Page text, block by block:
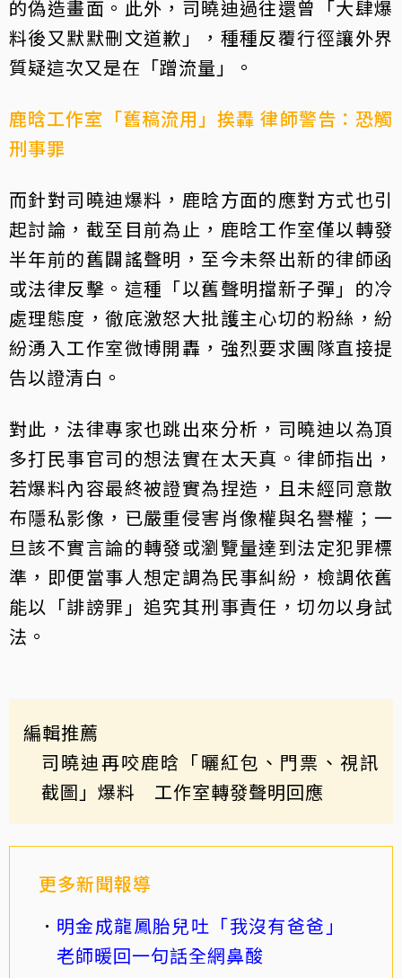
的偽造畫面。此外，司曉迪過往還曾「大肆爆
料後又默默刪文道歉」，種種反覆行徑讓外界
質疑這次又是在「蹭流量」。
鹿晗工作室「舊稿流用」挨轟 律師警告：恐觸
刑事罪
而針對司曉迪爆料，鹿晗方面的應對方式也引
起討論，截至目前為止，鹿晗工作室僅以轉發
半年前的舊闢謠聲明，至今未祭出新的律師函
或法律反擊。這種「以舊聲明擋新子彈」的冷
處理態度，徹底激怒大批護主心切的粉絲，紛
紛湧入工作室微博開轟，強烈要求團隊直接提
告以證清白。
對此，法律專家也跳出來分析，司曉迪以為頂
多打民事官司的想法實在太天真。律師指出，
若爆料內容最終被證實為捏造，且未經同意散
布隱私影像，已嚴重侵害肖像權與名譽權；一
旦該不實言論的轉發或瀏覽量達到法定犯罪標
準，即便當事人想定調為民事糾紛，檢調依舊
能以「誹謗罪」追究其刑事責任，切勿以身試
法。
編輯推薦
司曉迪再咬鹿晗「曬紅包、門票、視訊
截圖」爆料 工作室轉發聲明回應
更多新聞報導
明金成龍鳳胎兒吐「我沒有爸爸」
老師暖回一句話全網鼻酸